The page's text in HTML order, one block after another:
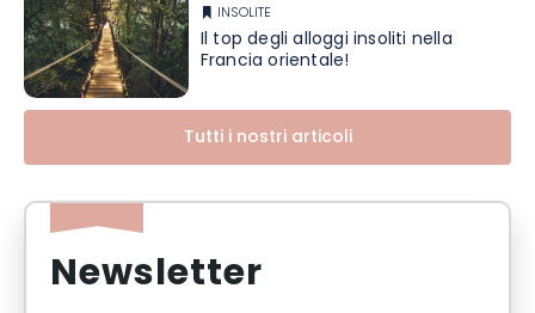
INSOLITE
Il top degli alloggi insoliti nella
Francia orientale!
Tutti i nostri articoli
Newsletter